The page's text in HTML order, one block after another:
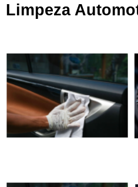
Limpeza